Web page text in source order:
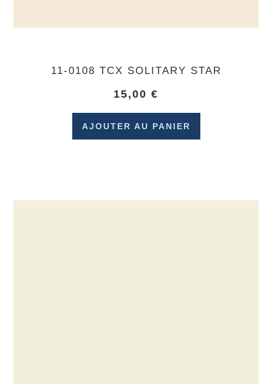
11-0108 TCX SOLITARY STAR
15,00 €
AJOUTER AU PANIER